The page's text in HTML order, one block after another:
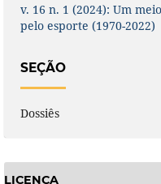
v. 16 n. 1 (2024): Um
pelo esporte (1970-2022)
SEÇÃO
Dossiês
LICENÇA